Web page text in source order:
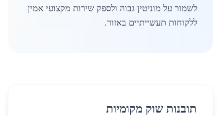
לשמור על מוניטין גבוה ולספק שירות מקצועי אמין
ללקוחות תעשייתיים באזור.
תובנות שוק מקומיות